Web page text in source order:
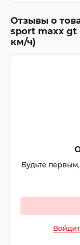
Отзывы о
sport maxx gt
км/ч)
Будьте